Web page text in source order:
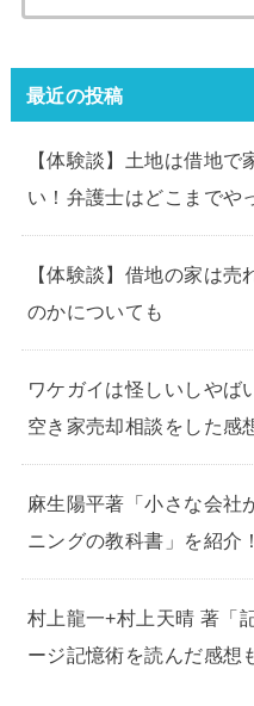
最近の投稿
【体験談】土地は借地
い！弁護士はどこまでや
【体験談】借地の家は売
のかについても
ワケガイは怪しいしやば
空き家売却相談をした感
麻生陽平著「小さな会社
ニングの教科書」を紹介
村上龍一+村上天晴 著「
ージ記憶術を読んだ感想